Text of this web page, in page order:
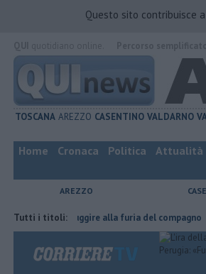
Questo sito contribuisce
TOSCANA AREZZO CASENTINO VALDARNO
Home Cronaca Politica Attualità
AREZZO
Tutti i titoli:
per sfuggire alla furia del compagno